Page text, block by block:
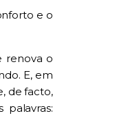
e o
renova o
E, em
de facto,